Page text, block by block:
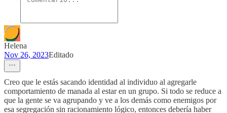
Helena
Nov 26, 2023Editado
Creo que le estás sacando identidad al individuo al agregarle
comportamiento de manada al estar en un grupo. Si todo se reduce a
que la gente se va agrupando y ve a los demás como enemigos por
esa segregación sin racionamiento lógico, entonces debería haber